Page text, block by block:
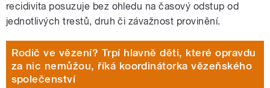
recidivita posuzuje bez ohledu na časový odstup od
jednotlivých trestů, druh či závažnost provinění.
Rodič ve vězení? Trpí hlavně děti, které opravdu
za nic nemůžou, říká koordinátorka vězeňského
společenství